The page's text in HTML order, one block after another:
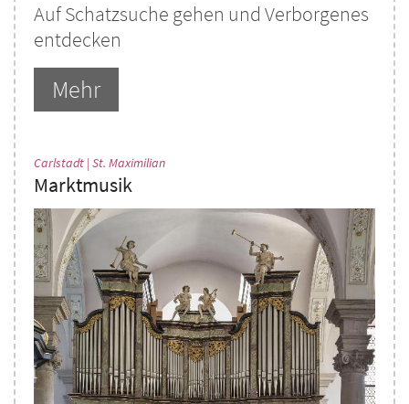
Auf Schatzsuche gehen und Verborgenes
entdecken
Mehr
Carlstadt | St. Maximilian:
Marktmusik